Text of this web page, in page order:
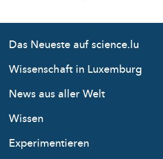
Das Neueste auf science.lu
Wissenschaft in Luxemburg
News aus aller Welt
Wissen
Experimentieren